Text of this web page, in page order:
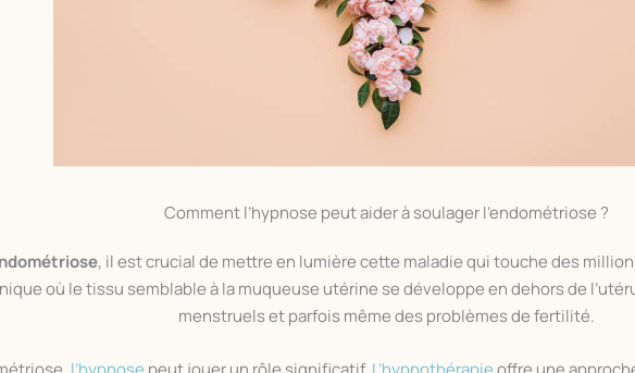
Comment l’hypnose peut aider à soulager l’endométriose ?
, il est crucial de mettre en lumière cette maladie qui touche des
où le tissu semblable à la muqueuse utérine se développe en dehors de
menstruels et parfois même des problèmes de fertilité.